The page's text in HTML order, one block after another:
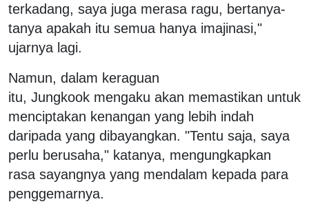
terkadang, saya juga merasa ragu, bertanya-
tanya apakah itu semua hanya imajinasi,"
ujarnya lagi.
Namun, dalam keraguan
itu, Jungkook mengaku akan memastikan untuk
menciptakan kenangan yang lebih indah
daripada yang dibayangkan. "Tentu saja, saya
perlu berusaha," katanya, mengungkapkan
rasa sayangnya yang mendalam kepada para
penggemarnya.